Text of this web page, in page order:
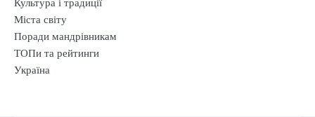
Міста світу
Поради мандрівникам
ТОПи та рейтинги
Україна